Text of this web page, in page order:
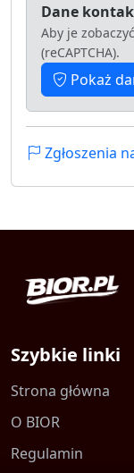
Dane
Aby je
(reCAPTCHA).
Pokaż
Zgłoszenia
Szybkie linki
Strona główna
O BIOR
Regulamin